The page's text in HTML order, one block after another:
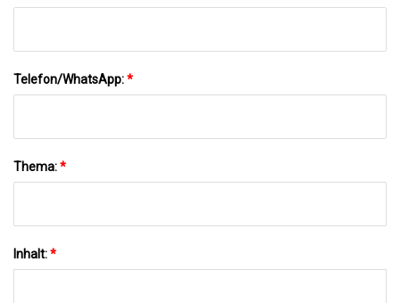
Telefon/WhatsApp:*
Thema:*
Inhalt:*